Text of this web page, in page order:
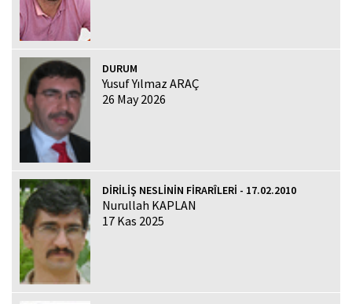
DURUM
Yusuf Yılmaz ARAÇ
26 May 2026
DİRİLİŞ NESLİNİN FİRARÎLERİ - 17.02.2010
Nurullah KAPLAN
17 Kas 2025